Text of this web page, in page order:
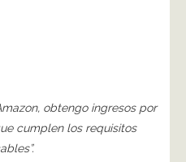
obtengo ingresos por
cumplen los requisitos